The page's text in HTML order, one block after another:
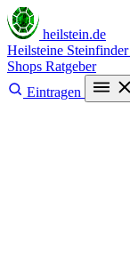
heilstein.de
Heilsteine Steinfinder
Shops Ratgeber
Eintragen